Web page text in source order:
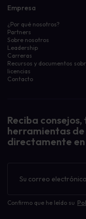
Empresa
¿Por qué nosotros?
Partners
Sobre nosotros
Leadership
Carreras
Recursos y documentos
licencias
Contacto
Reciba
herramientas
directamente en
Confirmo que he leído su